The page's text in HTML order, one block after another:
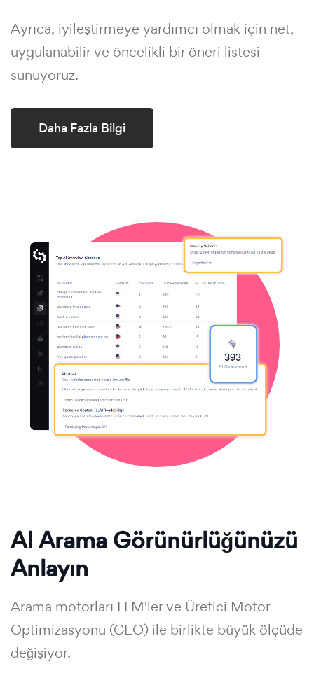
Ayrıca, iyileştirmeye yardımcı olmak için net,
uygulanabilir ve öncelikli bir öneri listesi
sunuyoruz.
Daha Fazla Bilgi
AI Arama Görünürlüğünüzü
Anlayın
Arama motorları LLM'ler ve Üretici Motor
Optimizasyonu (GEO) ile birlikte büyük ölçüde
değişiyor.